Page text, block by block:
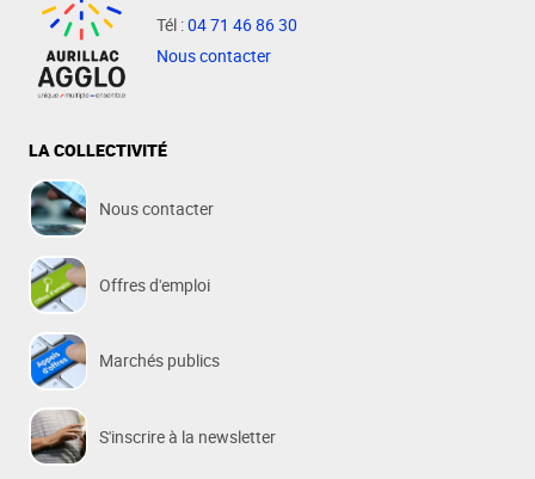
Tél :04 71 46 86 30
Nous contacter
LA COLLECTIVITÉ
Nous contacter
Offres d'emploi
Marchés publics
S'inscrire à la newsletter